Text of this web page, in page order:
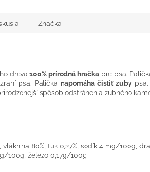
Značka
dreva 100% prírodná hračka pre psa.
psa. Paličkanapomáha čistiť zuby
spôsob odstránenia zubného
vláknina 80%, tuk 0,27%, sodík 4 mg/100g,
100g, železo 0,17g/100g